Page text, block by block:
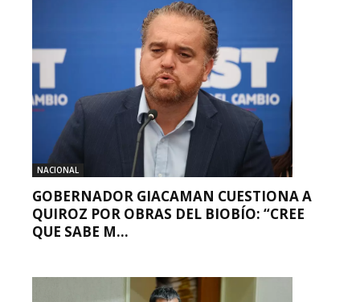
NACIONAL
GOBERNADOR GIACAMAN CUESTIONA A
QUIROZ POR OBRAS DEL BIOBÍO: “CREE
QUE SABE M...